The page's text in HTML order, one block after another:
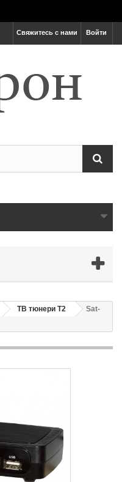
Войти
Свяжитесь с нами
ТВ тюнери Т2
Sat-